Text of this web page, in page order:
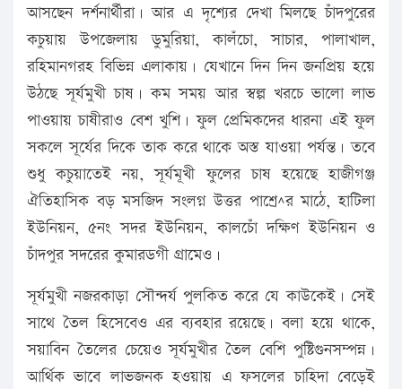
আসছেন দর্শনার্থীরা। আর এ দৃশ্যের দেখা মিলছে চাঁদপুরের
কচুয়ায় উপজেলায় ডুমুরিয়া, কালঁচো, সাচার, পালাখাল,
রহিমানগরহ বিভিন্ন এলাকায়। যেখানে দিন দিন জনপ্রিয় হয়ে
উঠছে সূর্যমুখী চাষ। কম সময় আর স্বল্প খরচে ভালো লাভ
পাওয়ায় চাষীরাও বেশ খুশি। ফুল প্রেমিকদের ধারনা এই ফুল
সকলে সূর্যের দিকে তাক করে থাকে অস্ত যাওয়া পর্যন্ত। তবে
শুধু কচুয়াতেই নয়, সূর্যমূখী ফুলের চাষ হয়েছে হাজীগঞ্জ
ঐতিহাসিক বড় মসজিদ সংলগ্ন উত্তর পাশের্^র মাঠে, হাটিলা
ইউনিয়ন, ৫নং সদর ইউনিয়ন, কালচোঁ দক্ষিণ ইউনিয়ন ও
চাঁদপুর সদরের কুমারডগী গ্রামেও।
সূর্যমুখী নজরকাড়া সৌন্দর্য পুলকিত করে যে কাউকেই। সেই
সাথে তৈল হিসেবেও এর ব্যবহার রয়েছে। বলা হয়ে থাকে,
সয়াবিন তৈলের চেয়েও সূর্যমুখীর তৈল বেশি পুষ্টিগুনসম্পন্ন।
আর্থিক ভাবে লাভজনক হওয়ায় এ ফসলের চাহিদা বেড়েই